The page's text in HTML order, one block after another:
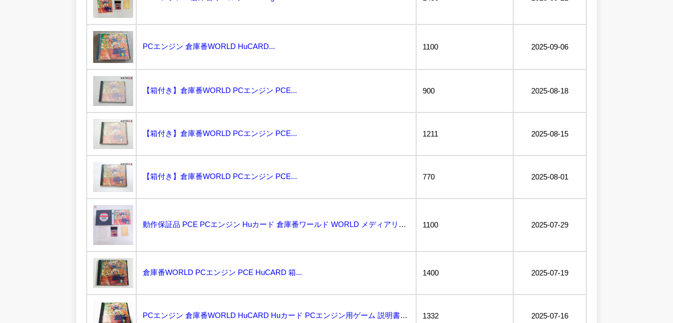
PCエンジン 倉庫番WORLD HuCARD... 1100 2025-09-06
【箱付き】倉庫番WORLD PCエンジン PCE... 900 2025-08-18
【箱付き】倉庫番WORLD PCエンジン PCE... 1211 2025-08-15
【箱付き】倉庫番WORLD PCエンジン PCE... 770 2025-08-01
動作保証品 PCE PCエンジン Huカード 倉庫番ワールド WORLD メディアリング MEDIA... 1100 2025-07-29
倉庫番WORLD PCエンジン PCE HuCARD 箱... 1400 2025-07-19
PCエンジン 倉庫番WORLD HuCARD Huカード PCエンジン用ゲーム 説明書付き 1A01... 1332 2025-07-16